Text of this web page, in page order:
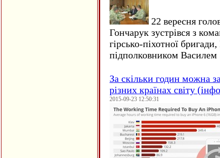
22 вересня
Гончарук зустрівся з
гірсько-піхотної
підполковником
За скільки годин можна
різних країнах світу
2015-09-23 12:50:31